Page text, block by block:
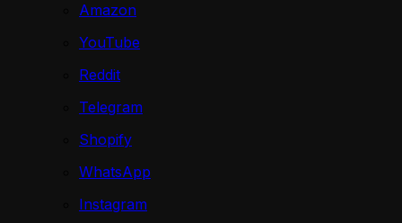
Amazon
YouTube
Reddit
Telegram
Shopify
WhatsApp
Instagram